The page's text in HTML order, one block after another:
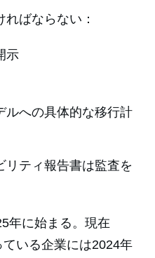
ばならない：
示
ルへの具体的な移行計
リティ報告書は監査を
年に始まる。現在
いる企業には2024年